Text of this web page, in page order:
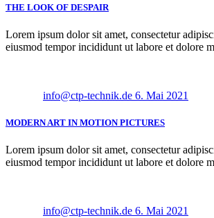
THE LOOK OF DESPAIR
Lorem ipsum dolor sit amet, consectetur
eiusmod tempor incididunt ut labore et dolore
info@ctp-technik.de 6. Mai 2021
MODERN ART IN MOTION PICTURES
Lorem ipsum dolor sit amet, consectetur
eiusmod tempor incididunt ut labore et dolore
info@ctp-technik.de 6. Mai 2021